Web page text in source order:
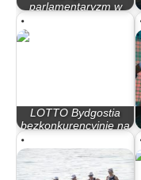
parlamentaryzm w
LOTTO Bydgostia
bezkonkurencyjnie na
Mistrzostwach Polski